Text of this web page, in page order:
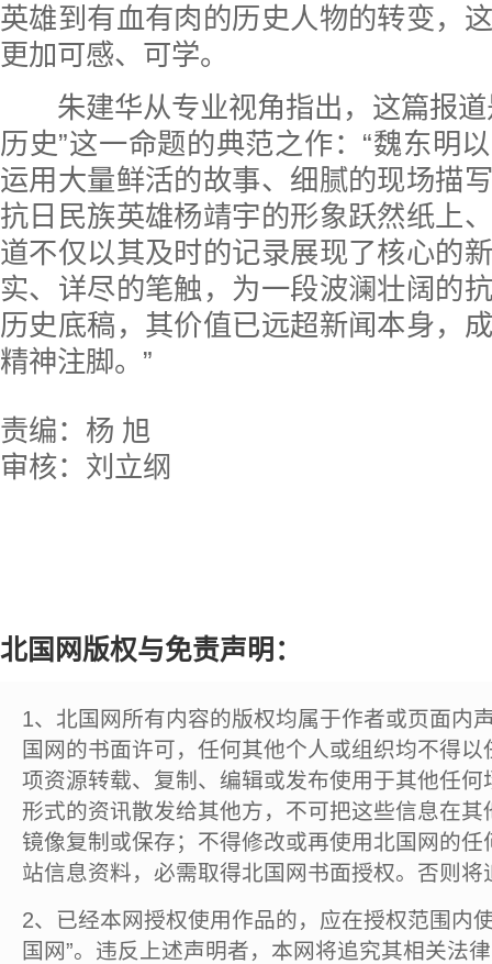
英雄到有血有肉的历史人物的转变，
更加可感、可学。
朱建华从专业视角指出，这篇报道
历史”这一命题的典范之作：“魏东明
运用大量鲜活的故事、细腻的现场描
抗日民族英雄杨靖宇的形象跃然纸上
道不仅以其及时的记录展现了核心的
实、详尽的笔触，为一段波澜壮阔的
历史底稿，其价值已远超新闻本身，
精神注脚。”
责编：杨 旭
审核：刘立纲
北国网版权与免责声明：
1、北国网所有内容的版权均属于作者或页面内
国网的书面许可，任何其他个人或组织均不得
项资源转载、复制、编辑或发布使用于其他任
形式的资讯散发给其他方，不可把这些信息在
镜像复制或保存；不得修改或再使用北国网的
站信息资料，必需取得北国网书面授权。否则将
2、已经本网授权使用作品的，应在授权范围内
国网”。违反上述声明者，本网将追究其相关法